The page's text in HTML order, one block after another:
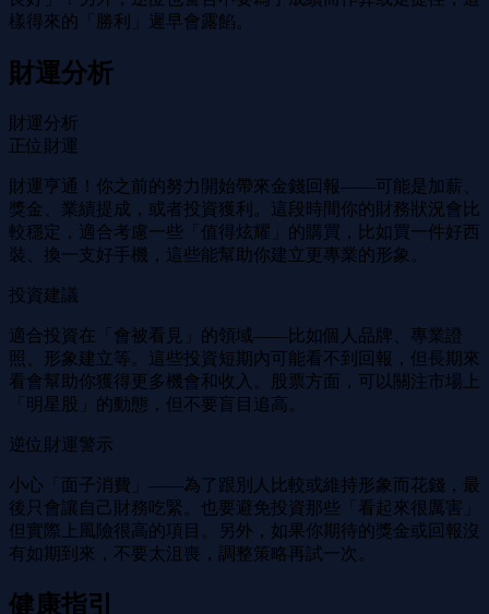
樣得來的「勝利」遲早會露餡。
財運分析
財運分析
正位財運
財運亨通！你之前的努力開始帶來金錢回報——可能是加薪、
獎金、業績提成，或者投資獲利。這段時間你的財務狀況會比
較穩定，適合考慮一些「值得炫耀」的購買，比如買一件好西
裝、換一支好手機，這些能幫助你建立更專業的形象。
投資建議
適合投資在「會被看見」的領域——比如個人品牌、專業證
照、形象建立等。這些投資短期內可能看不到回報，但長期來
看會幫助你獲得更多機會和收入。股票方面，可以關注市場上
「明星股」的動態，但不要盲目追高。
逆位財運警示
小心「面子消費」——為了跟別人比較或維持形象而花錢，最
後只會讓自己財務吃緊。也要避免投資那些「看起來很厲害」
但實際上風險很高的項目。另外，如果你期待的獎金或回報沒
有如期到來，不要太沮喪，調整策略再試一次。
健康指引